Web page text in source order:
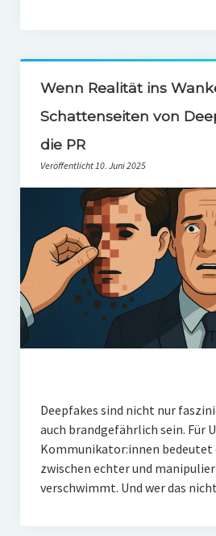
Wenn Realität ins
Schattenseiten von
die PR
Veröffentlicht 10. Juni 2025
Deepfakes sind nicht nur
auch brandgefährlich sein. Für
Kommunikator:innen bedeutet
zwischen echter und
verschwimmt. Und wer das